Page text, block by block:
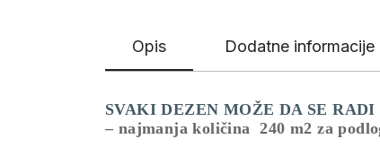
Opis Dodatne informacije
SVAKI DEZEN MOŽE DA SE
– najmanja količina 240 m2 za